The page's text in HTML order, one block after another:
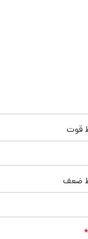
قوت
ضعف
*